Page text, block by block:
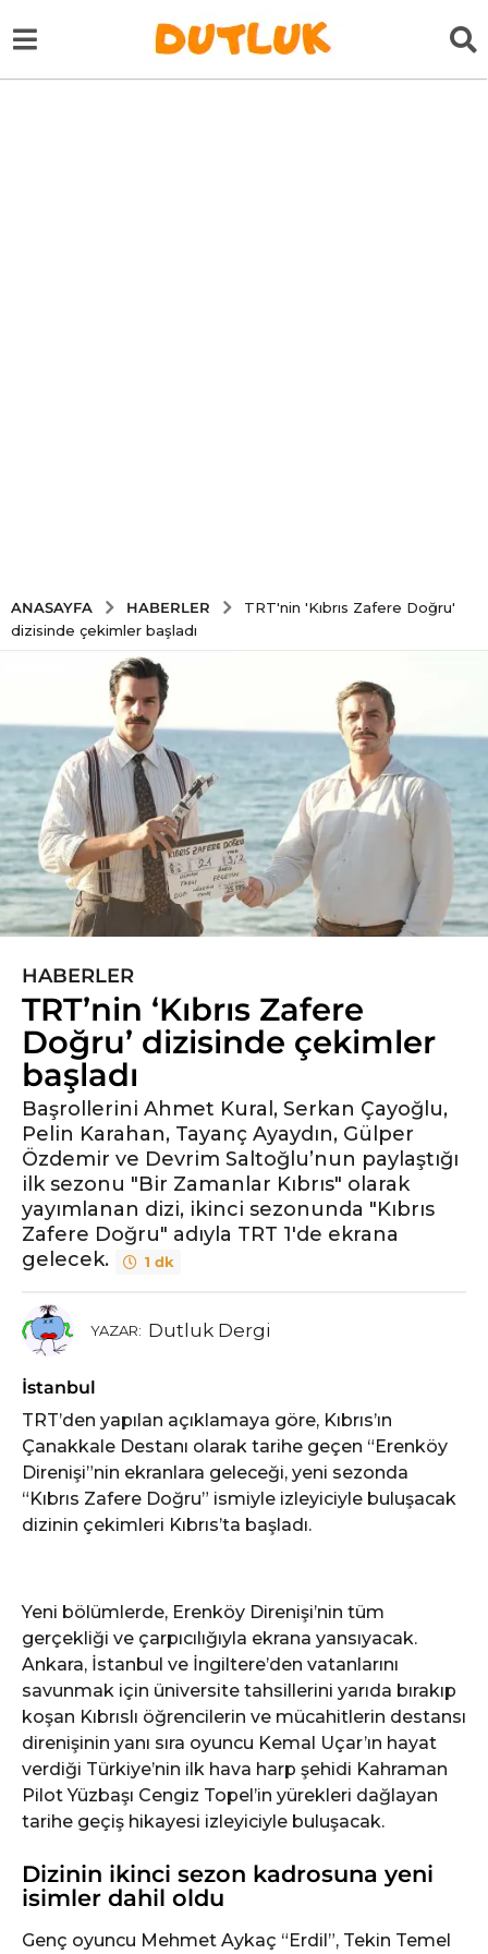
ANASAYFA HABERLER
TRT'nin 'Kıbrıs Zafere Doğru'
dizisinde çekimler başladı
5
y
ı
l
ö
n
c
e
5
y
ı
l
n
c
HABERLER
TRT’nin ‘Kıbrıs Zafere
Doğru’ dizisinde çekimler
başladı
Başrollerini Ahmet Kural, Serkan Çayoğlu,
Pelin Karahan, Tayanç Ayaydın, Gülper
Özdemir ve Devrim Saltoğlu’nun paylaştığı
ilk sezonu "Bir Zamanlar Kıbrıs" olarak
yayımlanan dizi, ikinci sezonunda "Kıbrıs
Zafere Doğru" adıyla TRT 1'de ekrana
gelecek.
1 dk
YAZAR: Dutluk Dergi
İstanbul
TRT’den yapılan açıklamaya göre, Kıbrıs’ın
Çanakkale Destanı olarak tarihe geçen “Erenköy
Direnişi”nin ekranlara geleceği, yeni sezonda
“Kıbrıs Zafere Doğru” ismiyle izleyiciyle buluşacak
dizinin çekimleri Kıbrıs’ta başladı.
Yeni bölümlerde, Erenköy Direnişi’nin tüm
gerçekliği ve çarpıcılığıyla ekrana yansıyacak.
Ankara, İstanbul ve İngiltere’den vatanlarını
savunmak için üniversite tahsillerini yarıda bırakıp
koşan Kıbrıslı öğrencilerin ve mücahitlerin destansı
direnişinin yanı sıra oyuncu Kemal Uçar’ın hayat
verdiği Türkiye’nin ilk hava harp şehidi Kahraman
Pilot Yüzbaşı Cengiz Topel’in yürekleri dağlayan
tarihe geçiş hikayesi izleyiciyle buluşacak.
Dizinin ikinci sezon kadrosuna yeni
isimler dahil oldu
Genç oyuncu Mehmet Aykaç “Erdil”, Tekin Temel